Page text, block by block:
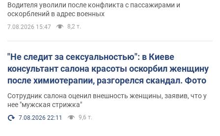
Водителя уволили после конфликта с пассажирами и
оскорблений в адрес военных
7.08.2026 15:47 8,2 т.
"Не следит за сексуальностью": в Киеве
консультант салона красоты оскорбил женщину
после химиотерапии, разгорелся скандал. Фото
Сотрудник салона оценил внешность женщины, заявив, что у
нее "мужская стрижка"
7.08.2026 22:11 9,6 т.